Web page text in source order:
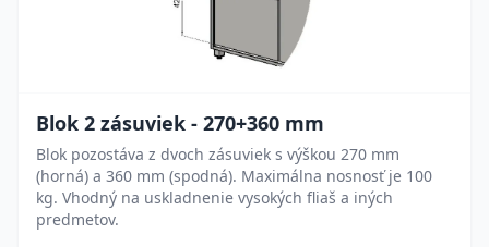
Blok 2 zásuviek - 270+360 mm
Blok pozostáva z dvoch zásuviek s výškou 270 mm
(horná) a 360 mm (spodná). Maximálna nosnosť je 100
kg. Vhodný na uskladnenie vysokých fliaš a iných
predmetov.